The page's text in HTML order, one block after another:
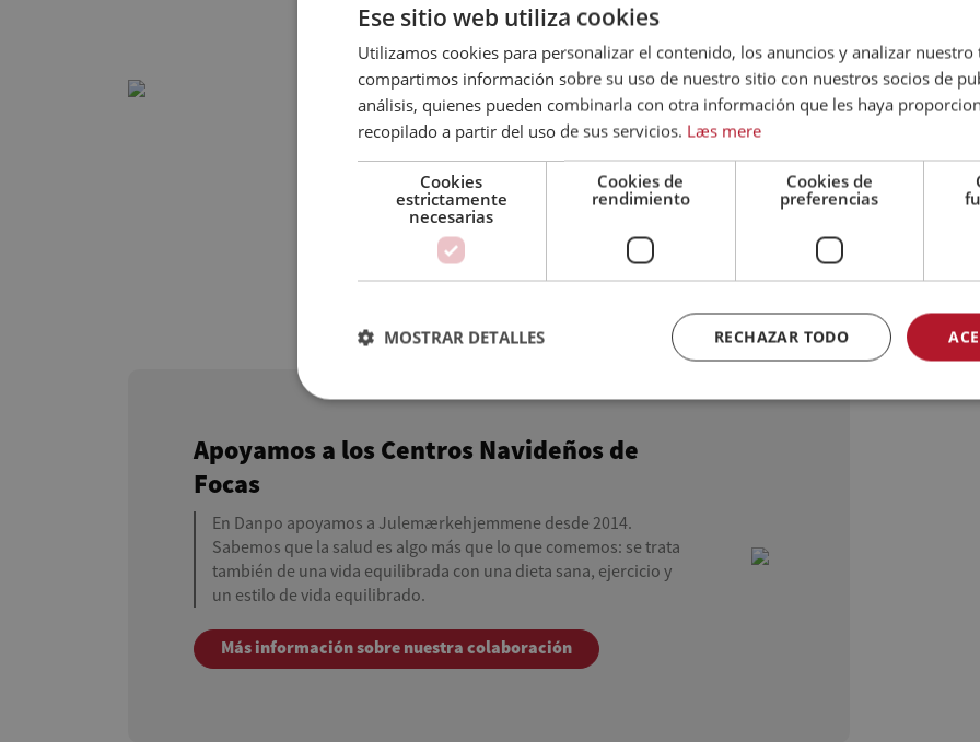
Nuestra ambición es
animal y ofrecer
climático posible.
impacto sobre las
cadena de valor.
Más
Apoyamos a los Centros Navideños de
Focas
En Danpo apoyamos a Julemærkehjemmene desde 2014.
Sabemos que la salud es algo más que lo que comemos: se trata
también de una vida equilibrada con una dieta sana, ejercicio y
un estilo de vida equilibrado.
Más información sobre nuestra colaboración
Ese sitio web utiliza cookies
Utilizamos cookies para personalizar el contenido, los anuncios y analizar nuestro
compartimos información sobre su uso de nuestro sitio con nuestros socios de
análisis, quienes pueden combinarla con otra información que les haya
recopilado a partir del uso de sus servicios. Læs mere
Cookies
estrictamente
necesarias
Cookies de
rendimiento
Cookies de
preferencias
RECHAZAR TODO
MOSTRAR DETALLES